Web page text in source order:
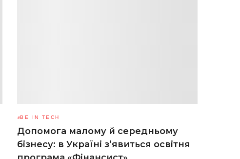
BE IN TECH
Допомога малому й середньому
бізнесу: в Україні з’явиться освітня